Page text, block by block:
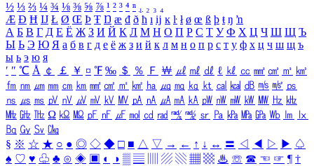
½ ⅓ ⅔ ¼ ¾ ⅛ ⅜ ⅝ ⅞ ¹ ² ³ ⁴ ⁿ ₁ ₂ ₃ ₄
Æ Ð Ħ Ĳ Ł Ø Œ Þ Ŧ Ŋ æ đ ð ħ ı ĳ ĸ ŀ ł ø œ ß þ ŧ ŋ ŉ
А Б В Г Д Е Ё Ж З И Й К Л М Н О П Р С Т У Ф Х Ц Ч Ш Щ Ъ
Ы Ь Э Ю Я а б в г д е ё ж з и й к л м н о п р с т у ф х ц ч ш щ ъ
ы ь э ю я
′ ″ ℃ Å ￠ ￡ ￥ ¤ ℉ ‰ ＄ ％ Ｆ ￦ ㎕ ㎖ ㎗ ℓ ㎘ ㏄ ㎣ ㎤ ㎥ ㎦
㎙ ㎚ ㎛ ㎜ ㎝ ㎞ ㎟ ㎠ ㎡ ㎢ ㏊ ㎍ ㎎ ㎏ ㏏ ㎈ ㎉ ㏈ ㎧ ㎨ ㎰
㎱ ㎲ ㎳ ㎴ ㎵ ㎶ ㎷ ㎸ ㎹ ㎀ ㎁ ㎂ ㎃ ㎄ ㎺ ㎻ ㎽ ㎾ ㎿ ㎐ ㎑
㎒ ㎓ ㎔ Ω ㏀ ㏁ ㎊ ㎋ ㎌ ㏖ ㏅ ㎭ ㎮ ㎯ ㏛ ㎩ ㎪ ㎫ ㎬ ㏝ ㏐
㏓
㏃ ㏉ ㏜ ㏆
§ ※ ☆ ★ ○ ● ◎ ◇ ◆ □ ■ △ ▽ → ← ↑ ↓ ↔ 〓 ◁ ◀ ▷ ▶ ♤
♠ ♡ ♥ ♧ ♣ ⊙ ◈ ▣ ◐ ◑ ▒ ▤ ▨ ▧ ▦ ▩ ♨ ☏ ☎ ☜ ☞ ¶ †